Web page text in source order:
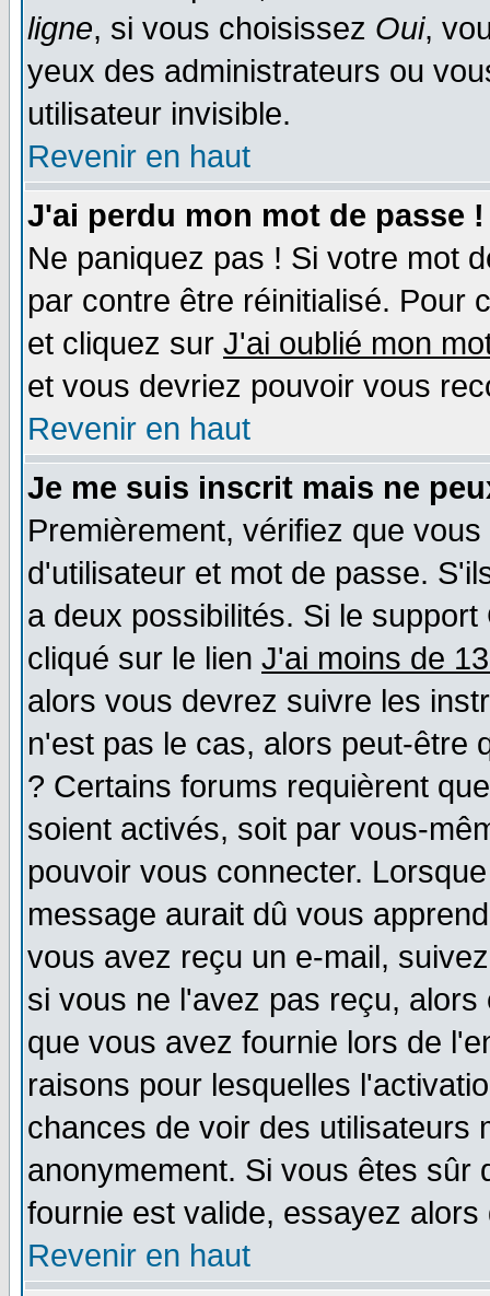
ligne, si vous choisissez Oui,
yeux des administrateurs ou
utilisateur invisible.
Revenir en haut
J'ai perdu mon mot de passe !
Ne paniquez pas ! Si votre mot
par contre être réinitialisé. Pour
et cliquez sur J'ai oublié mon
et vous devriez pouvoir vous
Revenir en haut
Je me suis inscrit mais ne
Premièrement, vérifiez que
d'utilisateur et mot de passe.
a deux possibilités. Si le
cliqué sur le lien J'ai moins de
alors vous devrez suivre les
n'est pas le cas, alors peut-être
? Certains forums requièrent
soient activés, soit par vous-
pouvoir vous connecter.
message aurait dû vous
vous avez reçu un e-mail,
si vous ne l'avez pas reçu,
que vous avez fournie lors de
raisons pour lesquelles
chances de voir des utilisateurs
anonymement. Si vous êtes sûr
fournie est valide, essayez
Revenir en haut